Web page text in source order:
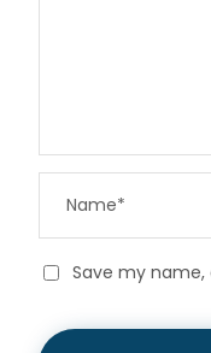
Save my